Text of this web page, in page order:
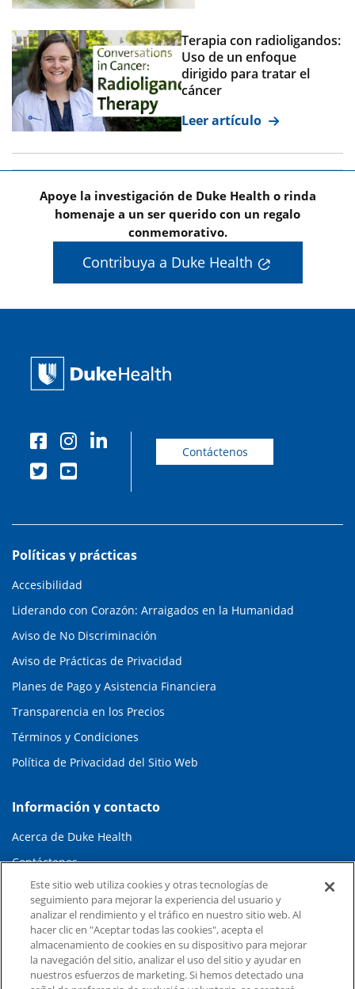
Terapia con radioligandos:
Uso de un enfoque
dirigido para tratar el
cáncer
Leer artículo
Apoye la investigación de Duke Health o rinda
homenaje a un ser querido con un regalo
conmemorativo.
Contribuya a Duke Health
Contáctenos
Políticas y prácticas
Accesibilidad
Liderando con Corazón: Arraigados en la Humanidad
Aviso de No Discriminación
Aviso de Prácticas de Privacidad
Planes de Pago y Asistencia Financiera
Transparencia en los Precios
Términos y Condiciones
Política de Privacidad del Sitio Web
Información y contacto
Acerca de Duke Health
Contáctenos
Carreras en Duke Health
Sala de Prensa de Duke Health
Suscripción al Correo Electrónico
Médicos Derivadores
Este sitio web utiliza cookies y otras tecnologías de
seguimiento para mejorar la experiencia del usuario y
analizar el rendimiento y el tráfico en nuestro sitio web. Al
hacer clic en "Aceptar todas las cookies", acepta el
almacenamiento de cookies en su dispositivo para mejorar
la navegación del sitio, analizar el uso del sitio y ayudar en
nuestros esfuerzos de marketing. Si hemos detectado una